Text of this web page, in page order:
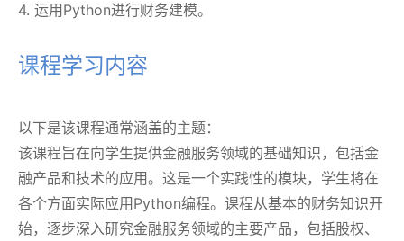
4. 运用Python进行财务建模。
课程学习内容
以下是该课程通常涵盖的主题：
该课程旨在向学生提供金融服务领域的基础知识，包括金
融产品和技术的应用。这是一个实践性的模块，学生将在
各个方面实际应用Python编程。课程从基本的财务知识开
始，逐步深入研究金融服务领域的主要产品，包括股权、